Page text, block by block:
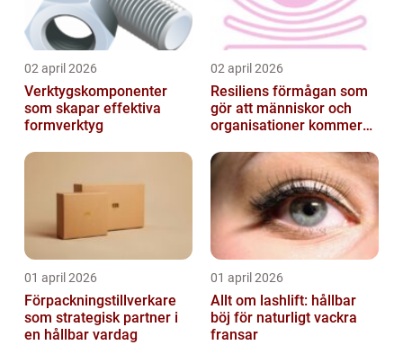
02 april 2026
Verktygskomponenter
som skapar effektiva
formverktyg
02 april 2026
Resiliens förmågan som
gör att människor och
organisationer kommer
01 april 2026
Förpackningstillverkare
som strategisk partner i
en hållbar vardag
01 april 2026
Allt om lashlift: hållbar
böj för naturligt vackra
fransar